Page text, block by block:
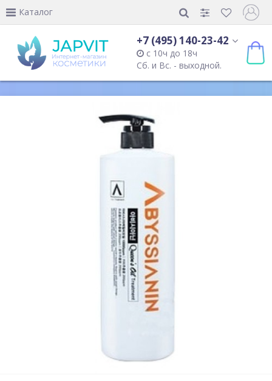
Каталог
+7 (495) 140-23-42
с 10ч до 18ч
Сб. и Вс. - выходной.